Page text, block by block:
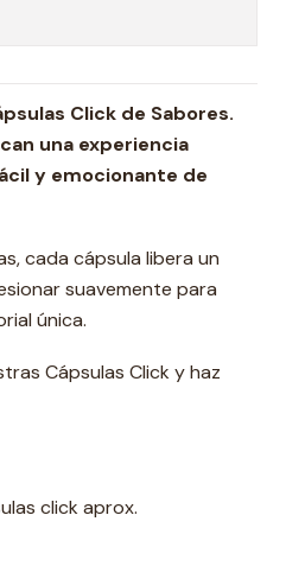
Click de Sabores.
una experiencia
y emocionante de
cada cápsula libera un
suavemente para
única.
Cápsulas Click y haz
click aprox.